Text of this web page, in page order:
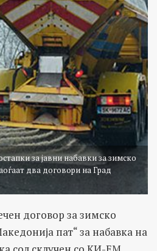
за јавни набавки за зимско
два договори на Град
договор за зимско
пат“ за набавка на